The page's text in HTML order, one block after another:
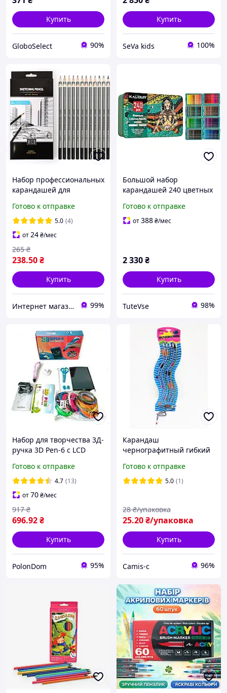
Купить
GloboSelect 90%
Купить
SeVa kids 100%
Набор профессиональных
карандашей для
- 9H / 24 карандаша
Готово к отправке
5.0 (4)
от24₴/мес
238.50₴
265 ₴
Купить
Интернет магазин «Art-market.pro» 99%
Большой набор
карандашей 240 цветных
металлическом пенале
Готово к отправке
от388₴/мес
2 330₴
Купить
TuteVse 98%
Набор для творчества 3Д-
ручка 3D Pen-6 с LCD
планшетом, трафаретами
и пластиком 100 метров
Готово к отправке
4.7 (13)
от70₴/мес
696.92₴
917 ₴
Купить
PolonDom 95%
Карандаш
чернографитный гибкий
творчества, скетчинга,
необычные карандаши
Готово к отправке
5.0 (1)
25.20₴/упаковка
28 ₴/упаковка
Купить
Camis-c 96%